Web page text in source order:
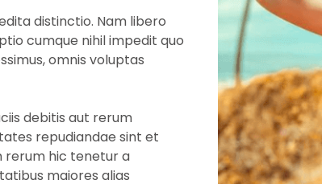
distinctio. Nam libero
cumque nihil impedit quo
omnis voluptas
debitis aut rerum
repudiandae sint et
rerum hic tenetur a
maiores alias